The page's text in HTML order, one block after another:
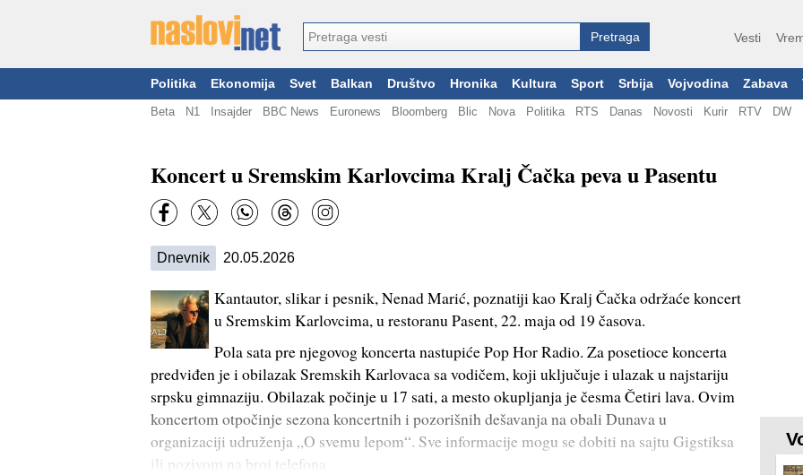
Vesti
Politika Ekonomija Svet Balkan Društvo Hronika Kultura Sport Srbija Vojvodina Zabava
Beta N1 Insajder BBC News Euronews Bloomberg Blic Nova Politika RTS Danas Novosti Kurir RTV DW
Koncert u Sremskim Karlovcima Kralj Čačka peva u Pasentu
Dnevnik 20.05.2026
Kantautor, slikar i pesnik, Nenad Marić, poznatiji kao Kralj Čačka održaće koncert
u Sremskim Karlovcima, u restoranu Pasent, 22. maja od 19 časova.
Pola sata pre njegovog koncerta nastupiće Pop Hor Radio. Za posetioce koncerta
predviđen je i obilazak Sremskih Karlovaca sa vodičem, koji uključuje i ulazak u najstariju
srpsku gimnaziju. Obilazak počinje u 17 sati, a mesto okupljanja je česma Četiri lava. Ovim
koncertom otpočinje sezona koncertnih i pozorišnih dešavanja na obali Dunava u
organizaciji udruženja „O svemu lepom“. Sve informacije mogu se dobiti na sajtu Gigstiksa
ili pozivom na broj telefona